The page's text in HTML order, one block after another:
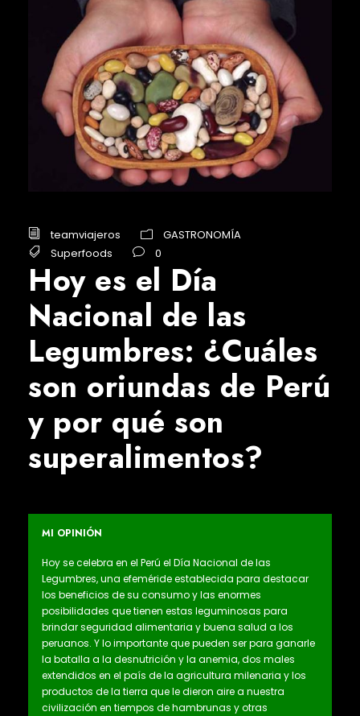
teamviajeros
GASTRONOMÍA
Superfoods
0
Hoy es el Día
Nacional de las
Legumbres: ¿Cuáles
son oriundas de Perú
y por qué son
superalimentos?
MI OPINIÓN
Hoy se celebra en el Perú el Día Nacional de las
Legumbres, una efeméride establecida para destacar
los beneficios de su consumo y las enormes
posibilidades que tienen estas leguminosas para
brindar seguridad alimentaria y buena salud a los
peruanos. Y lo importante que pueden ser para ganarle
la batalla a la desnutrición y la anemia, dos males
extendidos en el país de la agricultura milenaria y los
productos de la tierra que le dieron aire a nuestra
civilización en tiempos de hambrunas y otras